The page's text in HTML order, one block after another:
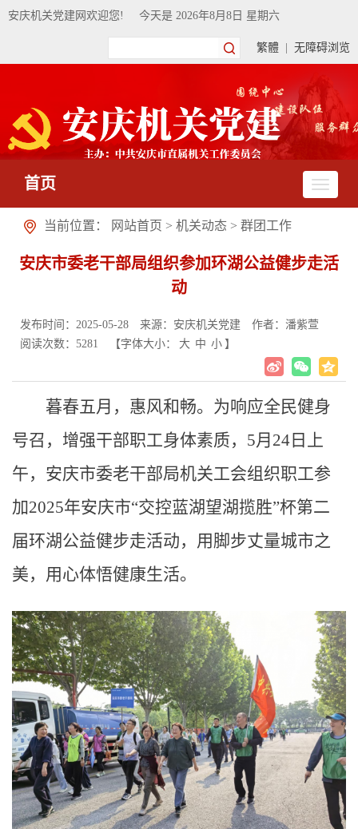
安庆机关党建网欢迎您! 今天是 2026年8月8日 星期六
繁體 无障碍浏览
首页
当前位置： 网站首页 > 机关动态 > 群团工作
安庆市委老干部局组织参加环湖公益健步走活
动
发布时间：2025-05-28 来源：安庆机关党建
作者：潘紫萱
阅读次数： 5281 【字体大小： 大 中 小 】
暮春五月，惠风和畅。为响应全民健身
号召，增强干部职工身体素质，5月24日上
午，安庆市委老干部局机关工会组织职工参
加2025年安庆市“交控蓝湖望湖揽胜”杯第二
届环湖公益健步走活动，用脚步丈量城市之
美，用心体悟健康生活。